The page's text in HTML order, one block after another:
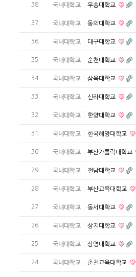
38 국내대학교 우송대학교
37 국내대학교 동의대학교
36 국내대학교 대구대학교
35 국내대학교 순천대학교
34 국내대학교 삼육대학교
33 국내대학교 신라대학교
32 국내대학교 한양대학교
31 국내대학교 한국해양대학교
30 국내대학교 부산가톨릭대학교
29 국내대학교 전남대학교
28 국내대학교 부산교육대학교
27 국내대학교 동서대학교
26 국내대학교 상지대학교
25 국내대학교 상명대학교
24 국내대학교 춘천교육대학교